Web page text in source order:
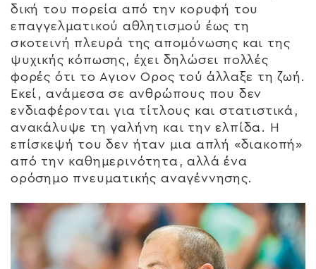
δική του πορεία από την κορυφή του
επαγγελματικού αθλητισμού έως τη
σκοτεινή πλευρά της απομόνωσης και της
ψυχικής κόπωσης, έχει δηλώσει πολλές
φορές ότι το Αγιον Ορος τού άλλαξε τη ζωή.
Εκεί, ανάμεσα σε ανθρώπους που δεν
ενδιαφέρονται για τίτλους και στατιστικά,
ανακάλυψε τη γαλήνη και την ελπίδα. Η
επίσκεψή του δεν ήταν μια απλή «διακοπή»
από την καθημερινότητα, αλλά ένα
ορόσημο πνευματικής αναγέννησης.